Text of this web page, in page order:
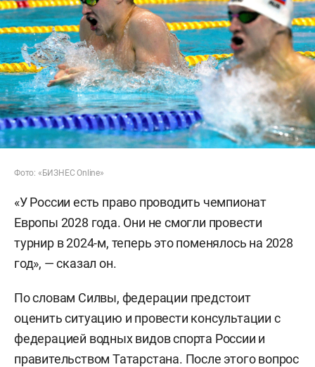
Фото: «БИЗНЕС Online»
«У России есть право проводить чемпионат
Европы 2028 года. Они не смогли провести
турнир в 2024-м, теперь это поменялось на 2028
год», — сказал он.
По словам Силвы, федерации предстоит
оценить ситуацию и провести консультации с
федерацией водных видов спорта России и
правительством Татарстана. После этого вопрос